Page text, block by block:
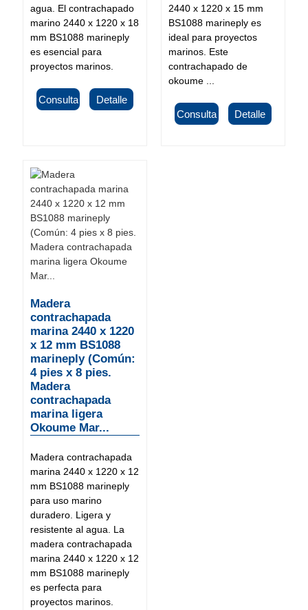
agua. El contrachapado
marino 2440 x 1220 x 18
mm BS1088 marineply
es esencial para
proyectos marinos.
Consulta Detalle
2440 x 1220 x 15 mm
BS1088 marineply es
ideal para proyectos
marinos. Este
contrachapado de
okoume ...
Consulta Detalle
Madera
contrachapada
marina 2440 x 1220
x 12 mm BS1088
marineply (Común:
4 pies x 8 pies.
Madera
contrachapada
marina ligera
Okoume Mar...
Madera contrachapada
marina 2440 x 1220 x 12
mm BS1088 marineply
para uso marino
duradero. Ligera y
resistente al agua. La
madera contrachapada
marina 2440 x 1220 x 12
mm BS1088 marineply
es perfecta para
proyectos marinos.